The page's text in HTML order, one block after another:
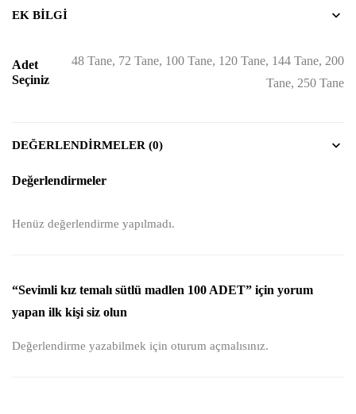
EK BILGI
Adet
Seçiniz
48 Tane, 72 Tane, 100 Tane, 120 Tane, 144 Tane, 200
Tane, 250 Tane
DEĞERLENDIRMELER (0)
Değerlendirmeler
Henüz değerlendirme yapılmadı.
“Sevimli kız temalı sütlü madlen 100 ADET” için yorum
yapan ilk kişi siz olun
Değerlendirme yazabilmek için oturum açmalısınız.